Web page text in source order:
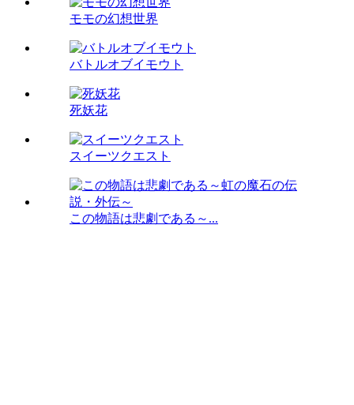
モモの幻想世界
バトルオブイモウト
死妖花
スイーツクエスト
この物語は悲劇である～...